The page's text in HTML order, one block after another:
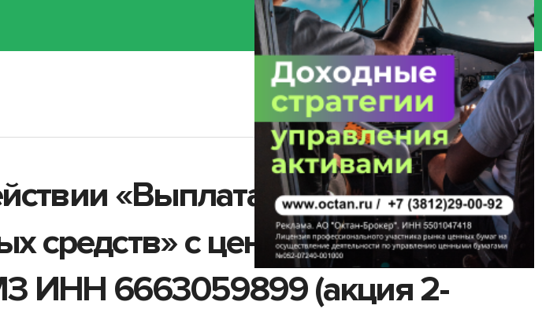
«Выплата
средств» с ценными
ИНН 6663059899 (акция 2-